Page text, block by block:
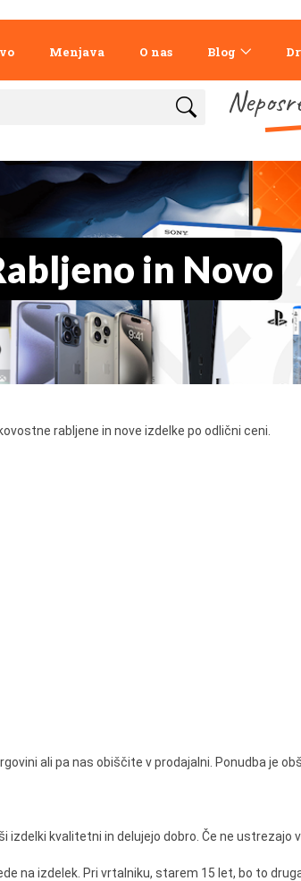
Menjava O nas Blog
in Novo
rabljene in nove izdelke po odlični ceni.
ali pa nas obiščite v prodajalni. Ponudba je
kvalitetni in delujejo dobro. Če ne
na izdelek. Pri vrtalniku, starem 15 let, bo to